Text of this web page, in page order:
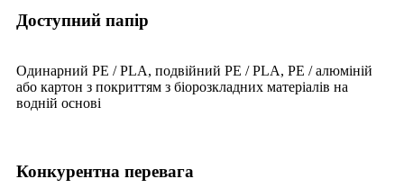
Доступний папір
Одинарний PE / PLA, подвійний PE / PLA, PE / алюміній
або картон з покриттям з біорозкладних матеріалів на
водній основі
Конкурентна перевага